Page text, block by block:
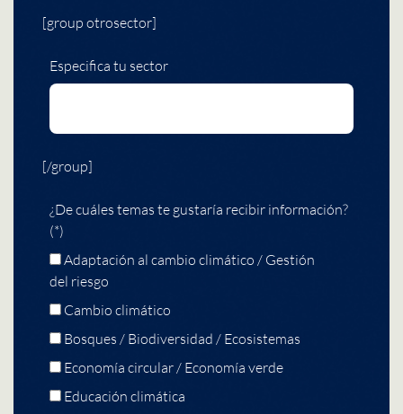
[group otrosector]
Especifica tu sector
[/group]
¿De cuáles temas te gustaría recibir información?
(*)
Adaptación al cambio climático / Gestión
del riesgo
Cambio climático
Bosques / Biodiversidad / Ecosistemas
Economía circular / Economía verde
Educación climática